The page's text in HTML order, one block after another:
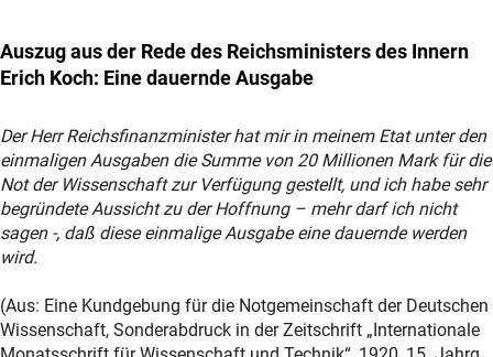
Auszug aus der Rede des Reichsministers des Innern
Erich Koch: Eine dauernde Ausgabe
Der Herr Reichsfinanzminister hat mir in meinem Etat unter den
einmaligen Ausgaben die Summe von 20 Millionen Mark für die
Not der Wissenschaft zur Verfügung gestellt, und ich habe sehr
begründete Aussicht zu der Hoffnung – mehr darf ich nicht
sagen -, daß diese einmalige Ausgabe eine dauernde werden
wird.
(Aus: Eine Kundgebung für die Notgemeinschaft der Deutschen
Wissenschaft, Sonderabdruck in der Zeitschrift „Internationale